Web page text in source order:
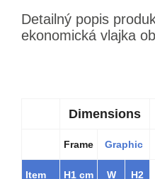
Detailný popis
ekonomická vlajka
Dimensions
Frame Graphic
Item
H1 cm
W
H2